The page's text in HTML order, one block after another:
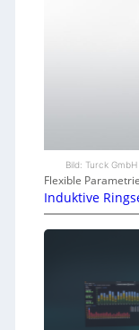
Bild: Turck GmbH
Flexible
Induktive